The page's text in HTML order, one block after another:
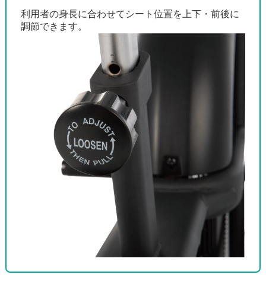
利用者の身長に合わせてシート位置を上下・前後に
調節できます。